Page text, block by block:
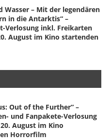
Wasser – Mit der legendären
in die Antarktis“ –
Verlosung inkl. Freikarten
August im Kino startenden
Out of the Further“ –
und Fanpakete-Verlosung
August im Kino
Horrorfilm